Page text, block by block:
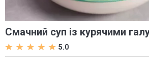
Смачний суп із курячими
5.0